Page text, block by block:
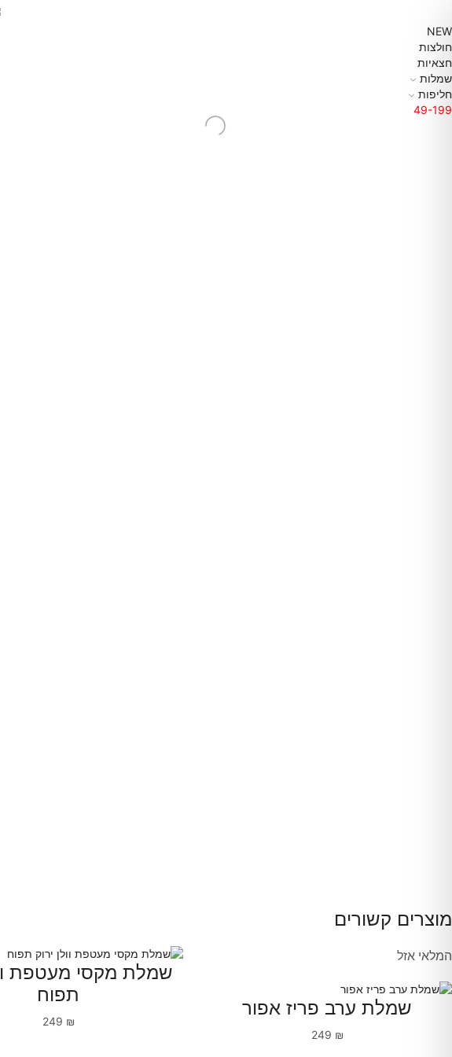
NEW
חולצות
חצאיות
שמלות
חליפות
49-199
מוצרים קשורים
המלאי אזל
שמלת ערב פריז אפור
249 ₪
שמלת מקסי מעטפת
תפוח
249 ₪